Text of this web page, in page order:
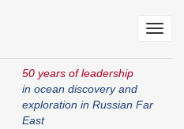
50 years of leadership
in ocean discovery and
exploration in Russian Far
East